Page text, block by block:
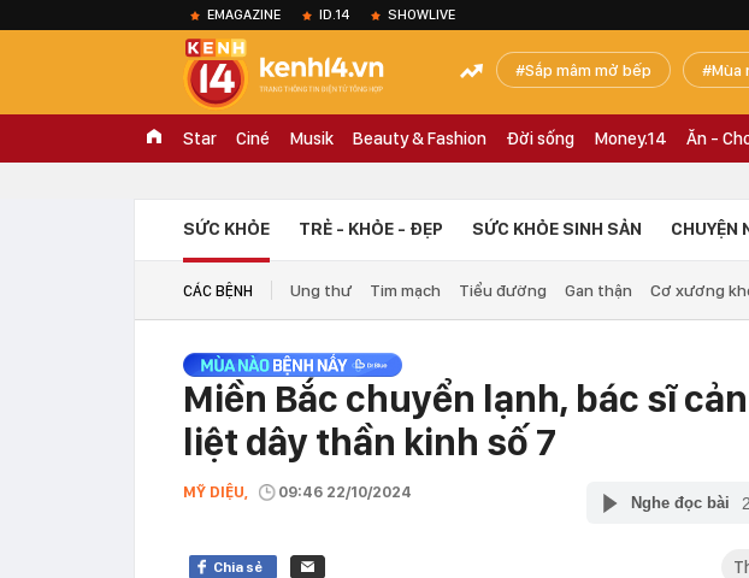
EMAGAZINE ID.14 SHOWLIVE
Sắp mâm mở bếp Mùa
Star Ciné Musik Beauty & Fashion Đời sống Money.14 Ăn -
SỨC KHỎE TRẺ - KHỎE - ĐẸP SỨC KHỎE SINH SẢN CHUYỆN
CÁC BỆNH Ung thư Tim mạch Tiểu đường Gan thận Cơ xương
Miền Bắc chuyển lạnh, bác sĩ
liệt dây thần kinh số 7
MỸ DIỆU, 09:46 22/10/2024
Nghe đọc bài
Chia sẻ